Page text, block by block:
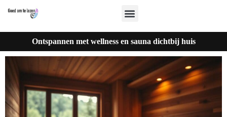
Ontspannen met wellness en sauna dichtbij huis